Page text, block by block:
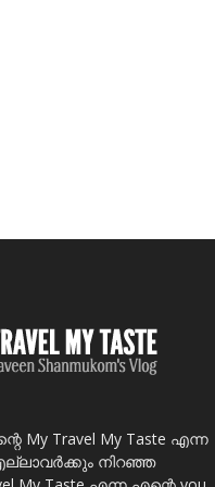
My Travel My Taste എന്ന
നിറഞ്ഞ